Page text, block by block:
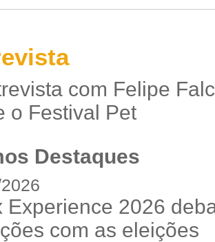
com Felipe
o Festival Pet
Destaques
Experience 2026
com as eleições